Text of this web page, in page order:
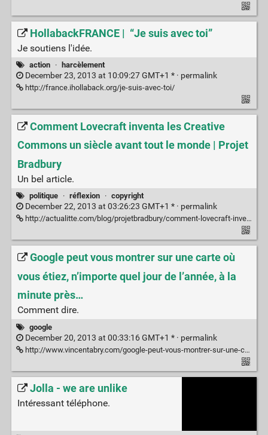
HollabackFRANCE | “Je suis avec toi”
Je soutiens l'idée.
action · harcèlement
December 23, 2013 at 10:09:27 GMT+1 * · permalink
http://france.ihollaback.org/je-suis-avec-toi/
Comment Lovecraft inventa les Creative
Commons un siècle avant tout le monde | Projet
Bradbury
Un bel article.
politique · réflexion · copyright
December 22, 2013 at 03:26:23 GMT+1 * · permalink
http://actualitte.com/blog/projetbradbury/comment-lovecraft-inventa-les-creative-commons-un-siecle-avant-tout-le-monde/?utm_content=buffer2fbc4
Google peut vous montrer sur une carte où
vous étiez, n’importe quel jour de l’année, à la
minute près…
Comment dire.
google
December 20, 2013 at 00:33:16 GMT+1 * · permalink
http://www.vincentabry.com/google-peut-vous-montrer-sur-une-carte-ou-vous-etiez-nimporte-quel-jour-a-la-minute-pres-30481
Jolla - we are unlike
Intéressant téléphone.